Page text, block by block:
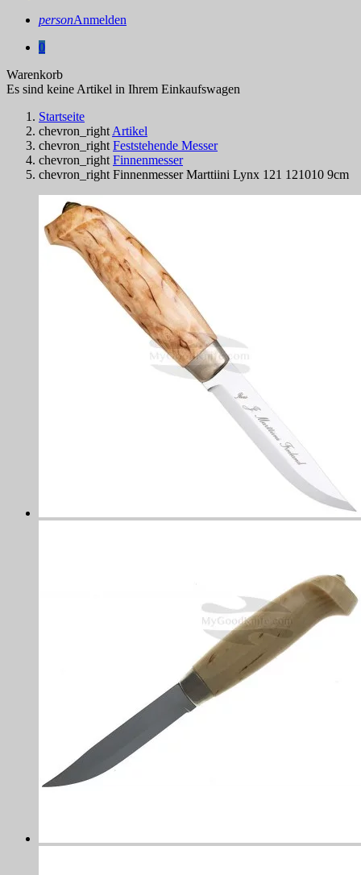
personAnmelden
0
Warenkorb
Es sind keine Artikel in Ihrem Einkaufswagen
Startseite
chevron_right Artikel
chevron_right Feststehende Messer
chevron_right Finnenmesser
chevron_right Finnenmesser Marttiini Lynx 121 121010 9cm